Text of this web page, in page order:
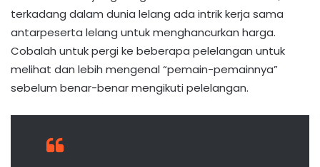
terkadang dalam dunia lelang ada intrik kerja sama
antarpeserta lelang untuk menghancurkan harga.
Cobalah untuk pergi ke beberapa pelelangan untuk
melihat dan lebih mengenal “pemain-pemainnya”
sebelum benar-benar mengikuti pelelangan.